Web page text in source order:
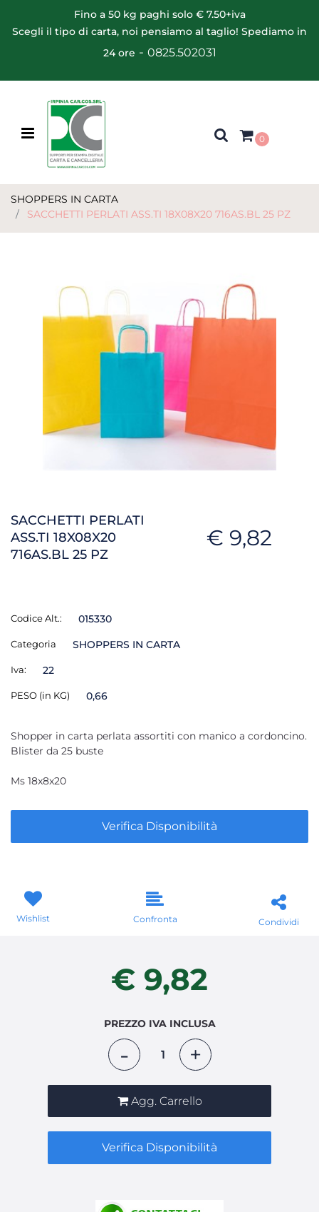
Fino a 50 kg paghi solo € 7.50+iva
Scegli il tipo di carta, noi pensiamo al taglio! Spediamo in
24 ore - 0825.502031
Open menu
0
SHOPPERS IN CARTA
SACCHETTI PERLATI ASS.TI 18X08X20 716AS.BL 25 PZ
SACCHETTI PERLATI
ASS.TI 18X08X20
716AS.BL 25 PZ
€ 9,82
Codice Alt.: 015330
Categoria SHOPPERS IN CARTA
Iva: 22
PESO (in KG) 0,66
Shopper in carta perlata assortiti con manico a cordoncino.
Blister da 25 buste
Ms 18x8x20
Verifica Disponibilità
Wishlist Confronta Condividi
€ 9,82
PREZZO IVA INCLUSA
Agg. Carrello
Verifica Disponibilità